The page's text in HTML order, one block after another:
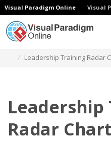
Visual Paradigm Online Visual
Leadership Training Radar
Radar Chart